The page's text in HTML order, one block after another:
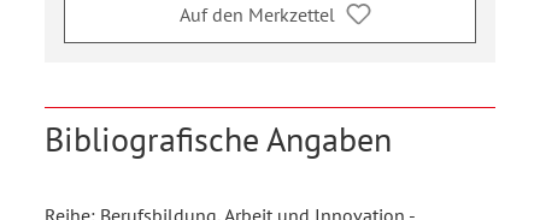
Auf den Merkzettel
Bibliografische Angaben
Reihe: Berufsbildung, Arbeit und Innovation -